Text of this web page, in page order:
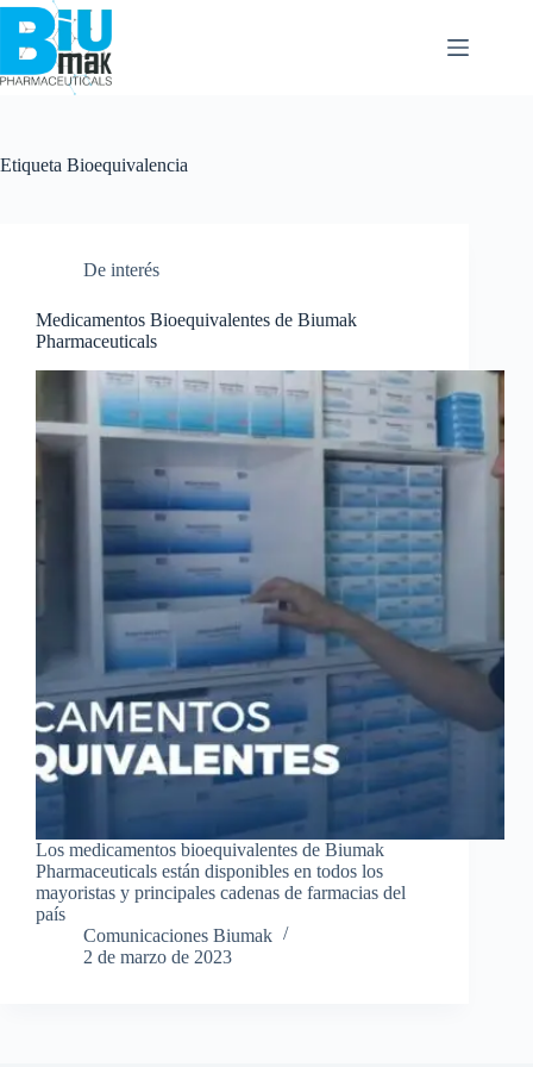
Etiqueta Bioequivalencia
De interés
Medicamentos Bioequivalentes de Biumak
Pharmaceuticals
Los medicamentos bioequivalentes de Biumak
Pharmaceuticals están disponibles en todos los
mayoristas y principales cadenas de farmacias del
país
Comunicaciones Biumak
2 de marzo de 2023